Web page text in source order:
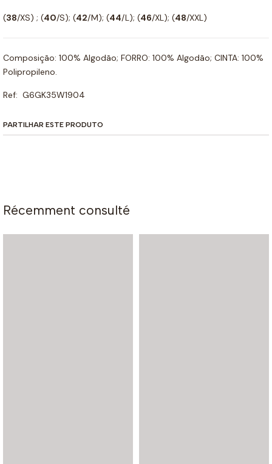
(38/XS) ; (40/S); (42/M); (44/L); (46/XL); (48/XXL)
Composição: 100% Algodão; FORRO: 100% Algodão; CINTA: 100%
Polipropileno.
Ref: G6GK35W1904
PARTILHAR ESTE PRODUTO
Récemment consulté